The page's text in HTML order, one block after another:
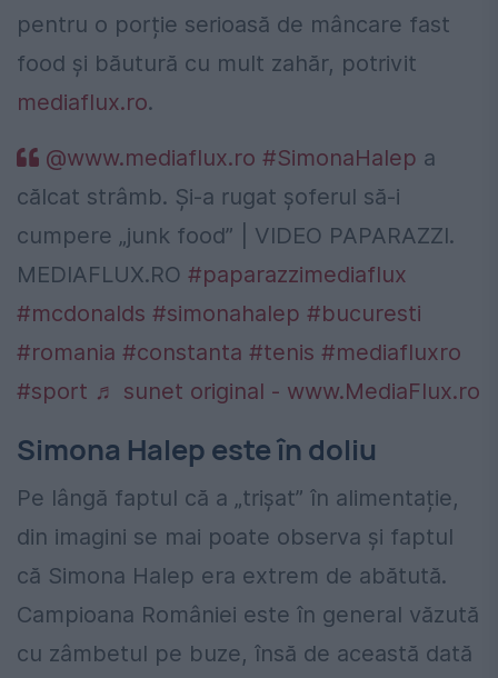
pentru o porție serioasă de mâncare fast
food și băutură cu mult zahăr, potrivit
mediaflux.ro.
@www.mediaflux.ro #SimonaHalep a
călcat strâmb. Și-a rugat șoferul să-i
cumpere „junk food” | VIDEO PAPARAZZI.
MEDIAFLUX.RO #paparazzimediaflux
#mcdonalds #simonahalep #bucuresti
#romania #constanta #tenis #mediafluxro
#sport ♬ sunet original - www.MediaFlux.ro
Simona Halep este în doliu
Pe lângă faptul că a „trișat” în alimentație,
din imagini se mai poate observa și faptul
că Simona Halep era extrem de abătută.
Campioana României este în general văzută
cu zâmbetul pe buze, însă de această dată